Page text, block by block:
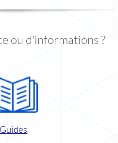
ou d'informations ?
Guides